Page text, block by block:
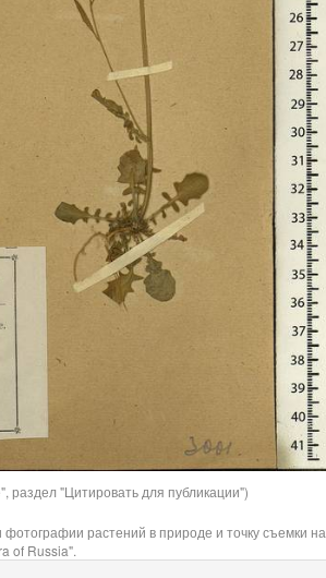
раздел "Цитировать для публикации")
растений в природе и точку съемки на
of Russia".